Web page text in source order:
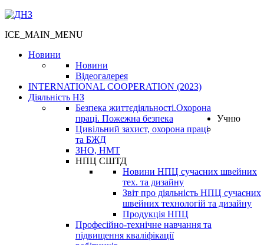
ICE_MAIN_MENU
Новини
Новини
Відеогалерея
INTERNATIONAL COOPERATION (2023)
Діяльність НЗ
Безпека життєдіяльності.Охорона
праці. Пожежна безпека
Цивільний захист, охорона праці
та БЖД
ЗНО, НМТ
НПЦ СШТД
Новини НПЦ сучасних швейних
тех. та дизайну
Звіт про діяльність НПЦ сучасних
швейних технологій та дизайну
Продукція НПЦ
Професійно-технічне навчання та
підвищення кваліфікації
Учню